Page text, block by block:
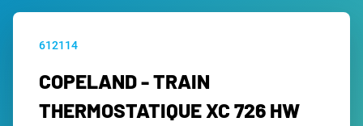
612114
COPELAND - TRAIN
THERMOSTATIQUE XC 726 HW